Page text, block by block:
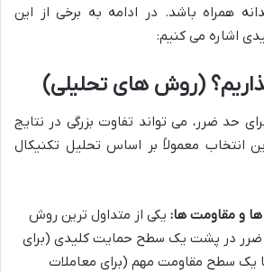
همراه باشد. در ادامه به برخی از این
اشاره می کنیم:
(روش های تحلیلی)
حد ضرر، می تواند تفاوت بزرگی در نتایج
انتخاب معمولاً بر اساس تحلیل تکنیکال
و مقاومت ها: یکی از متداول ترین روش
ضرر در پشت یک سطح حمایت کلیدی (برای
یک سطح مقاومت مهم (برای معاملات